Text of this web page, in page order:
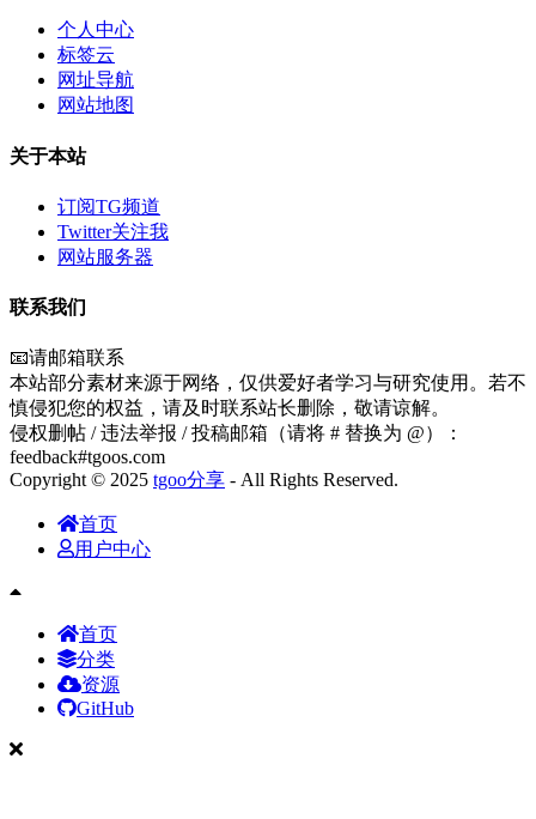
个人中心
标签云
网址导航
网站地图
关于本站
订阅TG频道
Twitter关注我
网站服务器
联系我们
📧请邮箱联系
本站部分素材来源于网络，仅供爱好者学习与研究使用。若不
慎侵犯您的权益，请及时联系站长删除，敬请谅解。
侵权删帖 / 违法举报 / 投稿邮箱（请将 # 替换为 @）：
feedback#tgoos.com
Copyright © 2025 tgoo分享 - All Rights Reserved.
首页
用户中心
首页
分类
资源
GitHub